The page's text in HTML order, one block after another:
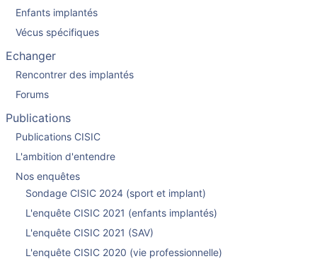
Enfants implantés
Vécus spécifiques
Echanger
Rencontrer des implantés
Forums
Publications
Publications CISIC
L'ambition d'entendre
Nos enquêtes
Sondage CISIC 2024 (sport et implant)
L'enquête CISIC 2021 (enfants implantés)
L'enquête CISIC 2021 (SAV)
L'enquête CISIC 2020 (vie professionnelle)